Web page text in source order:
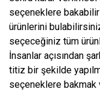
seçeneklere
ürünlerini
seçeceğiniz tüm
İnsanlar açısından
titiz bir şekilde
seçeneklere bakmak